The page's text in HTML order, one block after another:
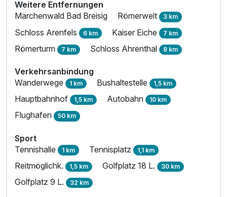
Weitere Entfernungen
Märchenwald Bad Breisig
Römerwelt 3 km
Schloss Arenfels 6 km Kaiser Eiche 7 km
Römerturm 7 km Schloss Ahrenthal 8 km
Verkehrsanbindung
Wanderwege 1 km Bushaltestelle 1,5 km
Hauptbahnhof 1,5 km Autobahn 10 km
Flughafen 50 km
Sport
Tennishalle 1 km Tennisplatz 1,1 km
Reitmöglichk. 1,5 km Golfplatz 18 L. 30 km
Golfplatz 9 L. 32 km